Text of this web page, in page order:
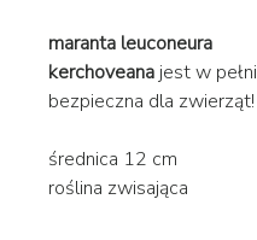
maranta leuconeura
kerchoveana jest w pełni
bezpieczna dla zwierząt!
średnica 12 cm
roślina zwisająca